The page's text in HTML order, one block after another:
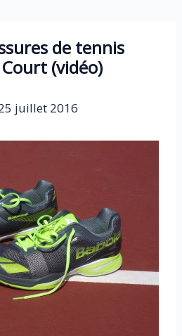
de tennis
(vidéo)
juillet 2016